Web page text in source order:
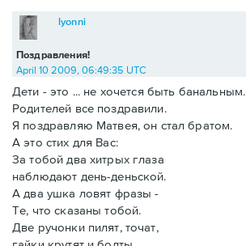
Поздравления!
lyonni
April 10 2009, 06:49:35 UTC
Дети - это ... не хочется быть банальным.
Родителей все поздравили.
Я поздравляю Матвея, он стал братом.
А это стих для Вас:
За тобой два хитрых глаза
наблюдают день-деньской.
А два ушка ловят фразы -
Те, что сказаны тобой.
Две ручонки пилят, точат,